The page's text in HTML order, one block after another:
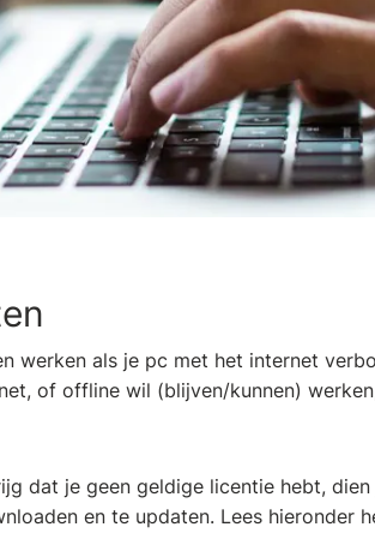
werken als je pc met het internet
of offline wil (blijven/kunnen)
dat je geen geldige licentie hebt,
en te updaten. Lees hieronder